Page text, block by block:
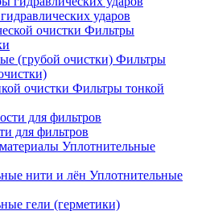
ударов
Фильтры
Фильтры
Фильтры тонкой
для фильтров
Уплотнительные
Уплотнительные